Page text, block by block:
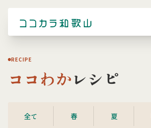
RECIPE
ココわかレシピ
全て 春 夏